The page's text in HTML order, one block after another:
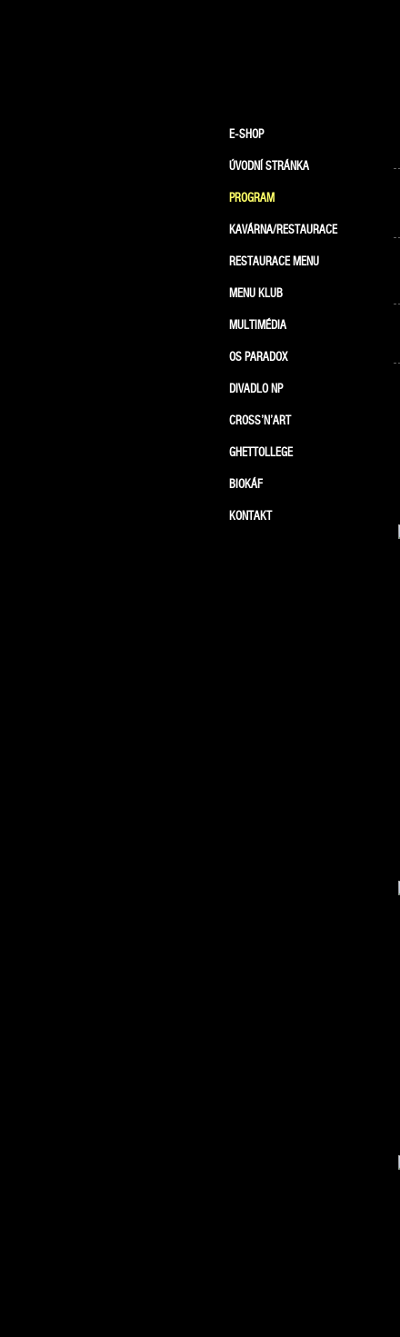
E-SHOP
ÚVODNÍ STRÁNKA
PROGRAM
KAVÁRNA/RESTAURACE
RESTAURACE MENU
MENU KLUB
MULTIMÉDIA
OS PARADOX
DIVADLO NP
CROSS’N’ART
GHETTOLLEGE
BIOKÁF
KONTAKT